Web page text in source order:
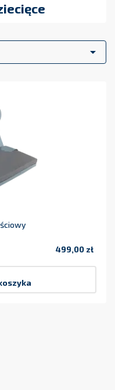
leżakowania czy
narzędzie do zabawy i
499,00 zł